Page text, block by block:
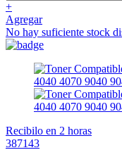
+
Agregar
No hay suficiente stock
Recibilo en 2 horas
387143